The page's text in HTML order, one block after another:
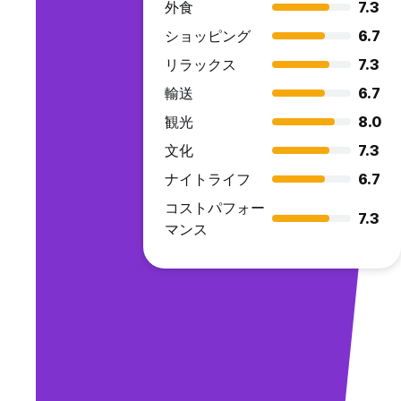
外食
7.3
ショッピング
6.7
リラックス
7.3
輸送
6.7
観光
8.0
文化
7.3
ナイトライフ
6.7
コストパフォー
マンス
7.3